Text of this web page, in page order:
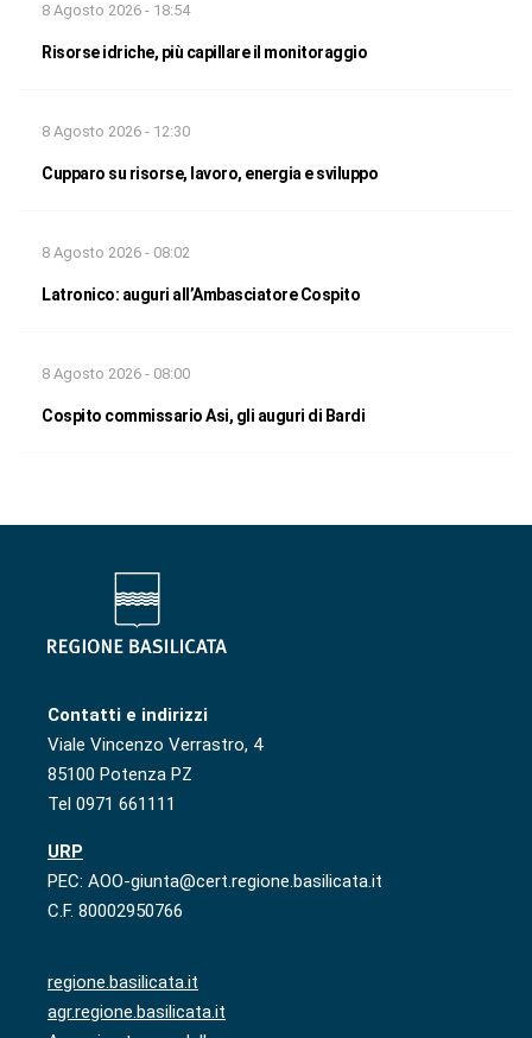
8 Agosto 2026 - 18:54
Risorse idriche, più capillare il monitoraggio
8 Agosto 2026 - 12:30
Cupparo su risorse, lavoro, energia e sviluppo
8 Agosto 2026 - 08:02
Latronico: auguri all’Ambasciatore Cospito
8 Agosto 2026 - 08:00
Cospito commissario Asi, gli auguri di Bardi
Contatti e indirizzi
Viale Vincenzo Verrastro, 4
85100 Potenza PZ
Tel 0971 661111
URP
PEC: AOO-giunta@cert.regione.basilicata.it
C.F. 80002950766
regione.basilicata.it
agr.regione.basilicata.it